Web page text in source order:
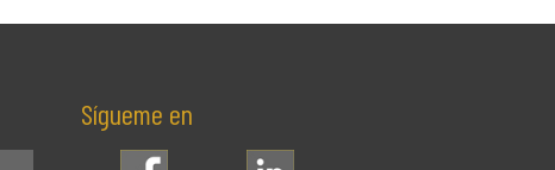
Sígueme en